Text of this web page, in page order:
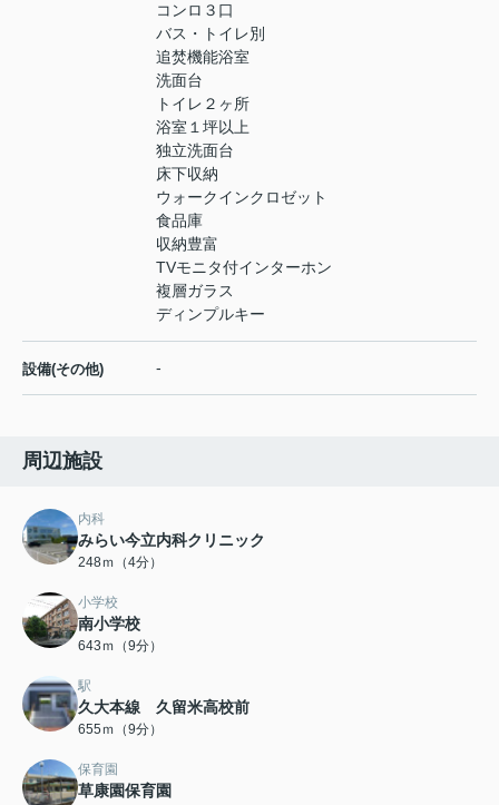
コンロ３口
バス・トイレ別
追焚機能浴室
洗面台
トイレ２ヶ所
浴室１坪以上
独立洗面台
床下収納
ウォークインクロゼット
食品庫
収納豊富
TVモニタ付インターホン
複層ガラス
ディンプルキー
設備(その他) -
周辺施設
内科
みらい今立内科クリニック
248ｍ（4分）
小学校
南小学校
643ｍ（9分）
駅
久大本線 久留米高校前
655ｍ（9分）
保育園
草康園保育園